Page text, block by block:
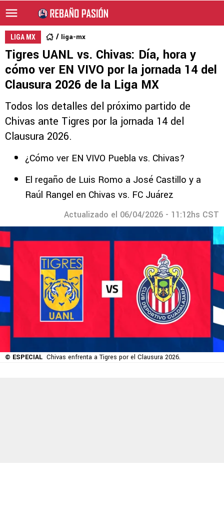
LIGA MX liga-mx
Tigres UANL vs. Chivas: Día, hora y
cómo ver EN VIVO por la jornada 14 del
Clausura 2026 de la Liga MX
Todos los detalles del próximo partido de
Chivas ante Tigres por la jornada 14 del
Clausura 2026.
¿Cómo ver EN VIVO Puebla vs. Chivas?
El regaño de Luis Romo a José Castillo y a
Raúl Rangel en Chivas vs. FC Juárez
Actualizado el 06/04/2026 - 11:12hs CST
© ESPECIAL Chivas enfrenta a Tigres por el Clausura 2026.